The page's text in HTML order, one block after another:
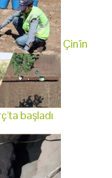
Çin'in
başladı